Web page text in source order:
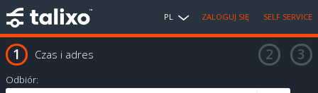
PL ZALOGUJ SIĘ SELF SERVICE
Czas i adres
Odbiór: